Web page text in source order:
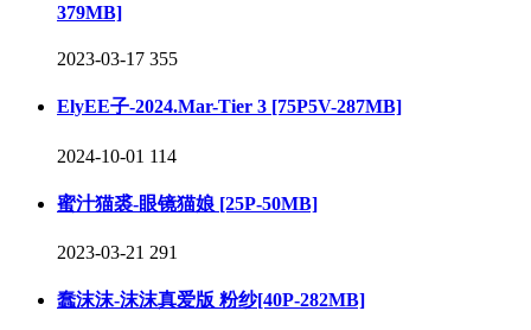
379MB]
2023-03-17 355
ElyEE子-2024.Mar-Tier 3 [75P5V-287MB]
2024-10-01 114
蜜汁猫裘-眼镜猫娘 [25P-50MB]
2023-03-21 291
蠢沫沫-沫沫真爱版 粉纱[40P-282MB]